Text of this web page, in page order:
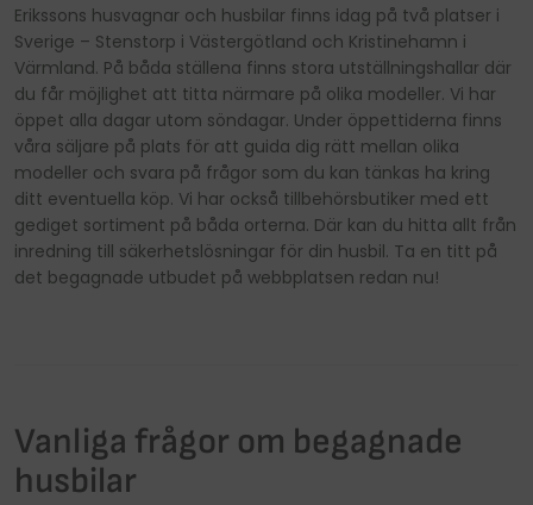
Erikssons husvagnar och husbilar finns idag på två platser i
Sverige – Stenstorp i Västergötland och Kristinehamn i
Värmland. På båda ställena finns stora utställningshallar där
du får möjlighet att titta närmare på olika modeller. Vi har
öppet alla dagar utom söndagar. Under öppettiderna finns
våra säljare på plats för att guida dig rätt mellan olika
modeller och svara på frågor som du kan tänkas ha kring
ditt eventuella köp. Vi har också tillbehörsbutiker med ett
gediget sortiment på båda orterna. Där kan du hitta allt från
inredning till säkerhetslösningar för din husbil. Ta en titt på
det begagnade utbudet på webbplatsen redan nu!
Vanliga frågor om begagnade
husbilar